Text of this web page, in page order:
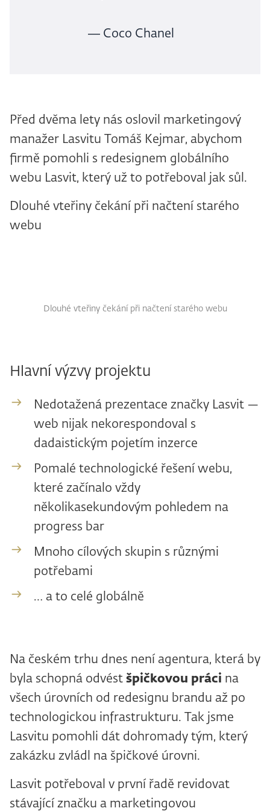
― Coco Chanel
Před dvěma lety nás oslovil marketingový
manažer Lasvitu Tomáš Kejmar, abychom
firmě pomohli s redesignem globálního
webu Lasvit, který už to potřeboval jak sůl.
Dlouhé vteřiny čekání při načtení starého
webu
Dlouhé vteřiny čekání při načtení starého webu
Hlavní výzvy projektu
Nedotažená prezentace značky Lasvit —
web nijak nekorespondoval s
dadaistickým pojetím inzerce
Pomalé technologické řešení webu,
které začínalo vždy
několikasekundovým pohledem na
progress bar
Mnoho cílových skupin s různými
potřebami
… a to celé globálně
Na českém trhu dnes není agentura, která by
byla schopná odvést špičkovou práci na
všech úrovních od redesignu brandu až po
technologickou infrastrukturu. Tak jsme
Lasvitu pomohli dát dohromady tým, který
zakázku zvládl na špičkové úrovni.
Lasvit potřeboval v první řadě revidovat
stávající značku a marketingovou